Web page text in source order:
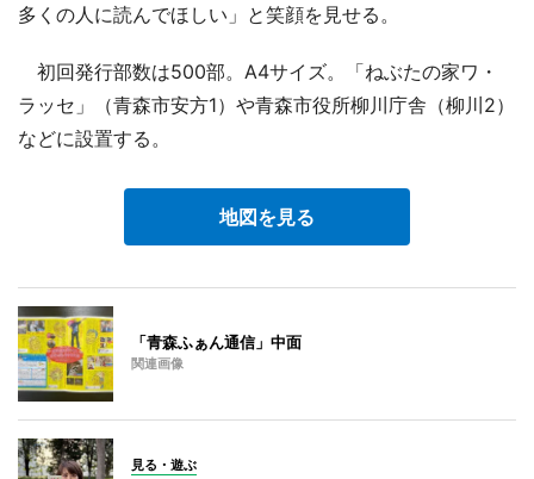
多くの人に読んでほしい」と笑顔を見せる。
初回発行部数は500部。A4サイズ。「ねぶたの家ワ・
ラッセ」（青森市安方1）や青森市役所柳川庁舎（柳川2）
などに設置する。
地図を見る
「青森ふぁん通信」中面
関連画像
見る・遊ぶ